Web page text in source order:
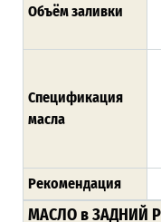
Объём заливки
Спецификация
масла
Рекомендация
МАСЛО в ЗАДНИЙ